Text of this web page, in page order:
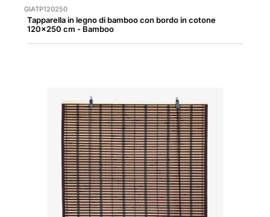
GIATP120250
Tapparella in legno di bamboo con bordo in cotone
120x250 cm - Bamboo